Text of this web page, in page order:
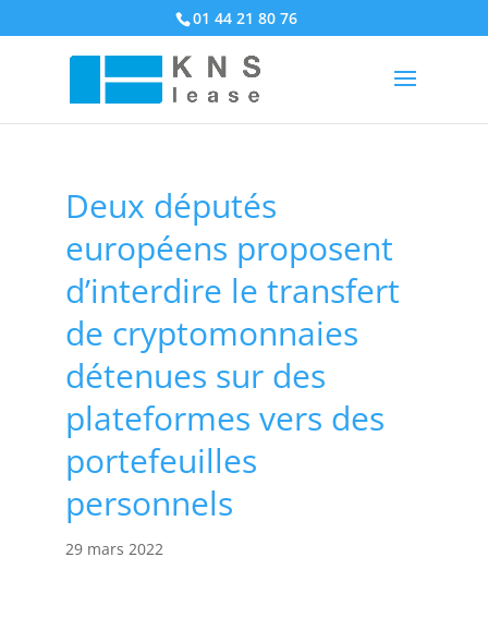
01 44 21 80 76
Deux députés
européens proposent
d’interdire le transfert
de cryptomonnaies
détenues sur des
plateformes vers des
portefeuilles
personnels
29 mars 2022